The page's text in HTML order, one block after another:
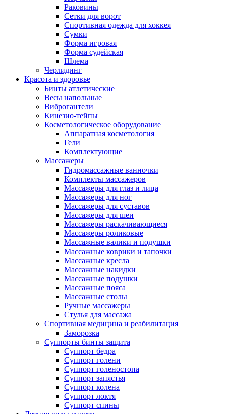
Раковины
Сетки для ворот
Спортивная одежда для хоккея
Сумки
Форма игровая
Форма судейская
Шлема
Черлидинг
Красота и здоровье
Бинты атлетические
Весы напольные
Виброгантели
Кинезио-тейпы
Косметологическое оборудование
Аппаратная косметология
Гели
Комплектующие
Массажеры
Гидромассажные ванночки
Комплекты массажеров
Массажеры для глаз и лица
Массажеры для ног
Массажеры для суставов
Массажеры для шеи
Массажеры раскачивающиеся
Массажеры роликовые
Массажные валики и подушки
Массажные коврики и тапочки
Массажные кресла
Массажные накидки
Массажные подушки
Массажные пояса
Массажные столы
Ручные массажеры
Стулья для массажа
Спортивная медицина и реабилитация
Заморозка
Суппорты бинты защита
Суппорт бедра
Суппорт голени
Суппорт голеностопа
Суппорт запястья
Суппорт колена
Суппорт локтя
Суппорт спины